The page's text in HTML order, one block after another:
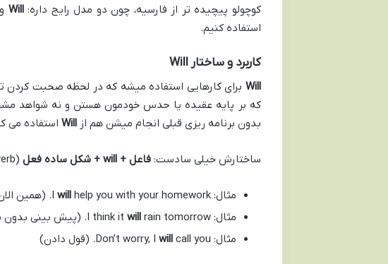
کوچولو پیچیده تر از فارسیه، چون دو مدل رایج داره:Will
استفاده کنیم.
کاربرد و ساختارWill
Will برای کارهایی استفاده میشه که در لحظه صحبت کردن
که بر پایه عقیده یا حدس خودمون هستن و نه شواهد
بدون برنامه ریزی قبلی انجام میشن هم ازWill استفاده می
ساختارش خیلی سادست:فاعل + will + شکل ساده فعل (base form of verb).
مثال: I willhelp you with your homework. (همین الان تصمیم گرفتم کمکت کنم)
مثال: I think it
willrain tomorrow. (پیش بینی بدون شواهد قوی)
مثال: Don’t worry, I
willcall you. (قول دادن)